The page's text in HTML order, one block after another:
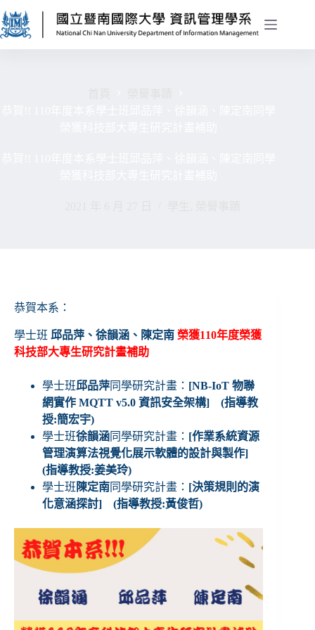
恭賀本系：
學士班 邱品萍 、徐韻涵 、陳定南 榮獲110年度榮獲
科技部大專生研究計畫補助
學士班邱品萍同學研究計畫： [NB-IoT 物聯
網實作 MQTT v5.0 資訊安全架構]
(指導教
授:簡宏宇)
學士班徐韻涵同學研究計畫： [作業系統資源
管理演算法視覺化展示軟體的設計與製作]
(指導教授:姜美玲)
學士班 陳定南同學研究計畫： [決策規則的演
化意涵探討] (指導教授:黃俊哲)